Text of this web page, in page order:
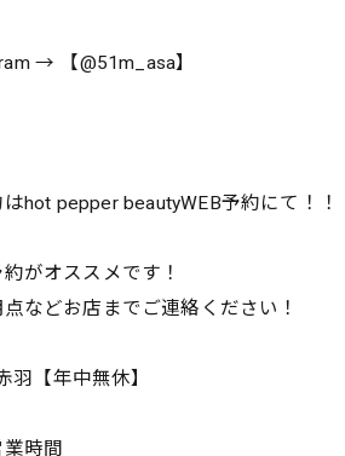
→ 【@51m_asa】
はhot pepper beautyWEB予約にて！
がオススメです！
点などお店までご連絡ください！
羽【年中無休】
時間